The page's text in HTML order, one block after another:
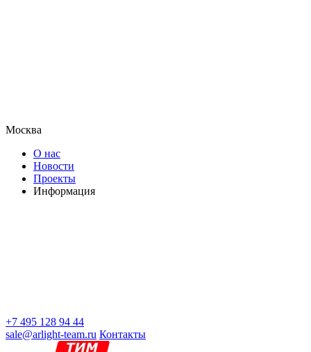
Москва
О нас
Новости
Проекты
Информация
+7 495 128 94 44
sale@arlight-team.ru Контакты